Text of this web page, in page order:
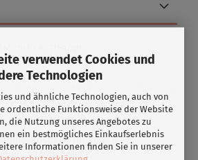
verwendet Cookies und
Technologien
und ähnliche Technologien, auch von
ordentliche Funktionsweise der Website
die Nutzung unseres Angebotes zu
ein bestmögliches Einkaufserlebnis
Informationen finden Sie in unserer
17% Elasthan
zusätzliche Vielseitigkeit zu unseren
Kostüme für Roll- &
Sportkleidung,